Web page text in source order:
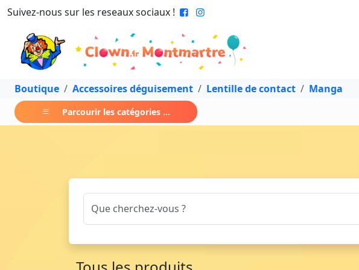
Suivez-nous sur les reseaux sociaux !
Boutique Accessoires déguisement Lentille de contact Manga
Parcourir les catégories ...